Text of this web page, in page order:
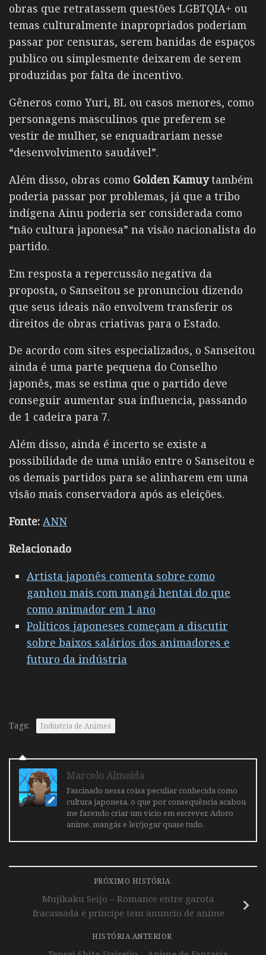
obras que retratassem questões LGBTQIA+ ou
temas culturalmente inapropriados poderiam
passar por censuras, serem banidas de espaços
publico ou simplesmente deixarem de serem
produzidas por falta de incentivo.
Gêneros como Yuri, BL ou casos menores, como
personagens masculinos que preferem se
vestir de mulher, se enquadrariam nesse
“desenvolvimento saudável”.
Além disso, obras como Golden Kamuytambém
poderia passar por problemas, já que a tribo
indígena Ainu poderia ser considerada como
“não cultura japonesa” na visão nacionalista do
partido.
Em resposta a repercussão negativa da
proposta, o Sanseitou se pronunciou dizendo
que seus ideais não envolvem transferir os
direitos de obras criativas para o Estado.
De acordo com sites especializados, o Sanseitou
ainda é uma parte pequena do Conselho
japonês, mas se estima que o partido deve
conseguir aumentar sua influencia, passando
de 1 cadeira para 7.
Além disso, ainda é incerto se existe a
possibilidade de uma união entre o Sanseitou e
os demais partidos para se alinharem em uma
visão mais conservadora após as eleições.
Fonte: ANN
Relacionado
Artista japonês comenta sobre como
ganhou mais com mangá hentai do que
como animador em 1 ano
Políticos japoneses começam a discutir
sobre baixos salários dos animadores e
futuro da indústria
Tags: Indústria de Animes
Marcelo Almeida
Fascinado nessa coisa peculiar conhecida como
cultura japonesa, o que por consequência acabou
me fazendo criar um vicio em escrever. Adoro
anime, mangás e ler/jogar quase tudo.
PRÓXIMO HISTÓRIA
Mujikaku Seijo – Romance entre garota
fracassada e príncipe tem anuncio de anime
HISTÓRIA ANTERIOR